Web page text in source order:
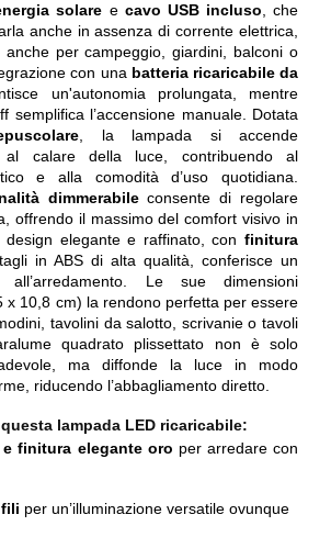
solare e cavo USB incluso , che
anche in assenza di corrente elettrica,
anche per campeggio, giardini, balconi o
con una batteria ricaricabile da
un'autonomia prolungata, mentre
semplifica l’accensione manuale. Dotata
, la lampada si accende
al calare della luce, contribuendo al
e alla comodità d’uso quotidiana.
dimmerabileconsente di regolare
offrendo il massimo del comfort visivo in
elegante e raffinato, con finitura
in ABS di alta qualità, conferisce un
all’arredamento. Le sue dimensioni
x 10,8 cm) la rendono perfetta per essere
tavolini da salotto, scrivanie o tavoli
quadrato plissettato non è solo
ma diffonde la luce in modo
riducendo l’abbagliamento diretto.
lampada LED ricaricabile:
finitura elegante oro per arredare con
fili per un’illuminazione versatile ovunque